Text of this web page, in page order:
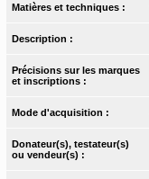
Matières et techniques :
Description :
Précisions sur les marques
et inscriptions :
Mode d'acquisition :
Donateur(s), testateur(s)
ou vendeur(s) :